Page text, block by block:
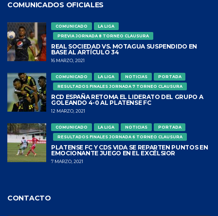
COMUNICADOS OFICIALES
COMUNICADO
LA LIGA
PREVIA JORNADA 8 TORNEO CLAUSURA
REAL SOCIEDAD VS. MOTAGUA SUSPENDIDO EN
BASE AL ARTÍCULO 34
16 MARZO, 2021
COMUNICADO LA LIGA NOTICIAS
PORTADA
RESULTADOS FINALES JORNADA 7 TORNEO CLAUSURA
RCD ESPAÑA RETOMA EL LIDERATO DEL GRUPO A
GOLEANDO 4-0 AL PLATENSE FC
12 MARZO, 2021
COMUNICADO LA LIGA NOTICIAS
PORTADA
RESULTADOS FINALES JORNADA 6 TORNEO CLAUSURA
PLATENSE FC Y CDS VIDA SE REPARTEN PUNTOS EN
EMOCIONANTE JUEGO EN EL EXCÉLSIOR
7 MARZO, 2021
CONTACTO